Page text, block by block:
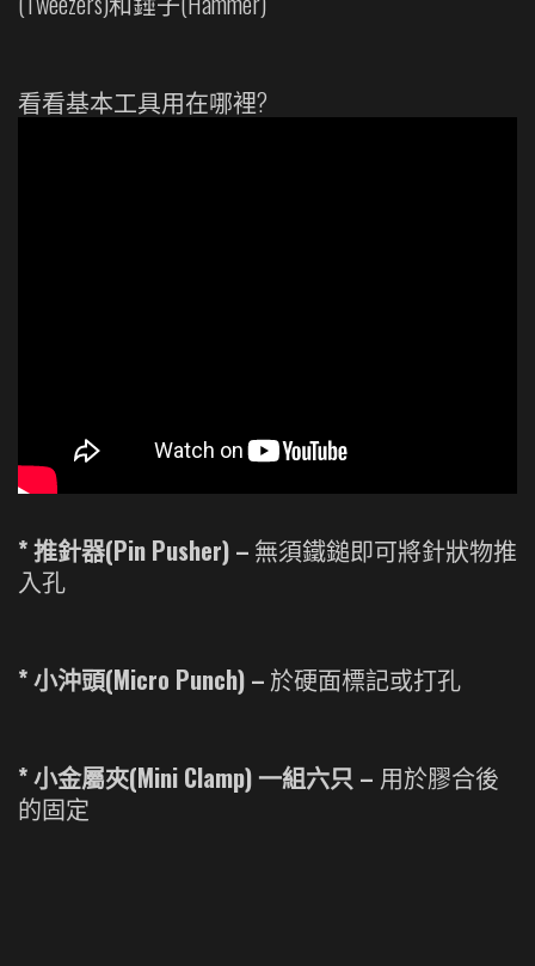
看看基本工具用在哪裡?
* 推針器(Pin Pusher) – 無須鐵鎚即可將針狀物推
入孔
* 小沖頭(Micro Punch) – 於硬面標記或打孔
* 小金屬夾(Mini Clamp) 一組六只 – 用於膠合後
的固定